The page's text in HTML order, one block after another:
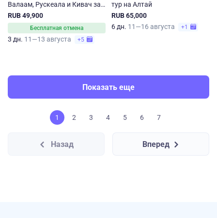
Валаам, Рускеала и Кивач за
3 дня
RUB 49,900
Бесплатная отмена
3 дн. 11—13 августа +5
тур на Алтай
RUB 65,000
6 дн. 11—16 августа +1
Показать еще
1 2 3 4 5 6 7
Назад Вперед